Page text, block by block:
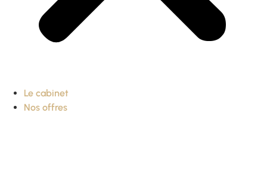
Le cabinet
Nos offres